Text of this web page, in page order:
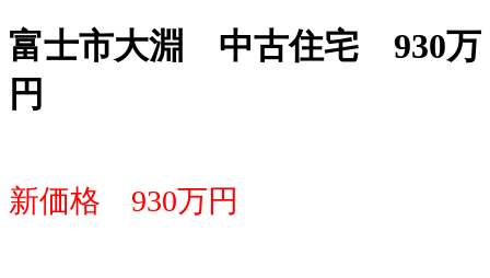
富士市大淵 中古住宅 930万
円
新価格 930万円